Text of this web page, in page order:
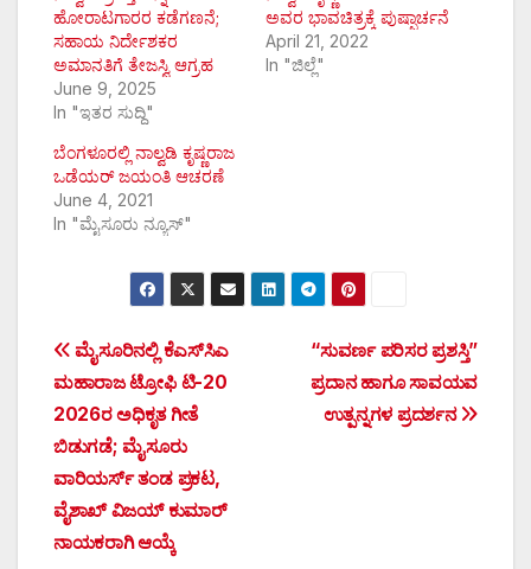
ಹೋರಾಟಗಾರರ ಕಡೆಗಣನೆ;
ಸಹಾಯ ನಿರ್ದೇಶಕರ
ಅಮಾನತಿಗೆ ತೇಜಸ್ವಿ ಆಗ್ರಹ
June 9, 2025
In "ಇತರ ಸುದ್ದಿ"
ಅವರ ಭಾವಚಿತ್ರಕ್ಕೆ ಪುಷ್ಪಾರ್ಚನೆ
April 21, 2022
In "ಜಿಲ್ಲೆ"
ಬೆಂಗಳೂರಲ್ಲಿ ನಾಲ್ವಡಿ ಕೃಷ್ಣರಾಜ
ಒಡೆಯರ್ ಜಯಂತಿ ಆಚರಣೆ
June 4, 2021
In "ಮೈಸೂರು ನ್ಯೂಸ್"
Post
navigation
“ಸುವರ್ಣ ಪರಿಸರ ಪ್ರಶಸ್ತಿ”
ಪ್ರದಾನ ಹಾಗೂ ಸಾವಯವ
ಉತ್ಪನ್ನಗಳ ಪ್ರದರ್ಶನ
ಮೈಸೂರಿನಲ್ಲಿ ಕೆಎಸ್‌ಸಿಎ
ಮಹಾರಾಜ ಟ್ರೋಫಿ ಟಿ-20
2026ರ ಅಧಿಕೃತ ಗೀತೆ
ಬಿಡುಗಡೆ; ಮೈಸೂರು
ವಾರಿಯರ್ಸ್ ತಂಡ ಪ್ರಕಟ,
ವೈಶಾಖ್ ವಿಜಯ್ ಕುಮಾರ್
ನಾಯಕರಾಗಿ ಆಯ್ಕೆ